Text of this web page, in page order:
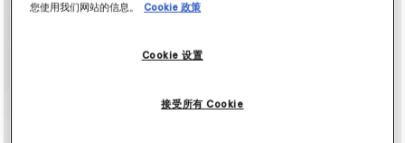
配画龙点睛。
您使用我们网站的信息。
Cookie 政策
Cookie 设置
接受所有 Cookie